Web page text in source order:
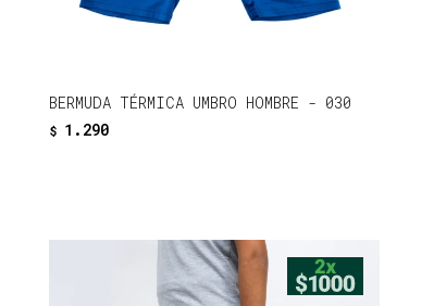
BERMUDA TÉRMICA UMBRO HOMBRE - 030
$ 1.290